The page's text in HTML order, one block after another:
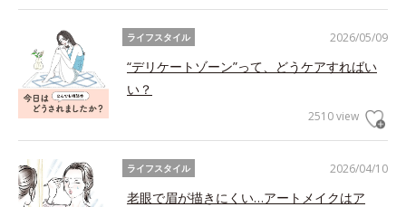
2026/05/09
ライフスタイル
“デリケートゾーン”って、どうケアすればい
い？
2510 view
2026/04/10
ライフスタイル
老眼で眉が描きにくい…アートメイクはア